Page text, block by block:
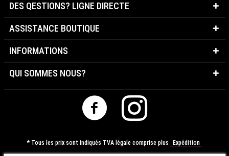
DES QESTIONS? LIGNE DIRECTE
ASSISTANCE BOUTIQUE
INFORMATIONS
QUI SOMMES NOUS?
* Tous les prix sont indiqués TVA légale comprise plus Expédition